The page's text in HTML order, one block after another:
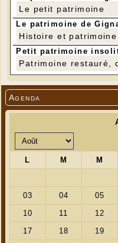
Agenda
Le petit patrimoine
Le patrimoine de
Histoire et patrimoine
Petit patrimoine
Patrimoine restauré,